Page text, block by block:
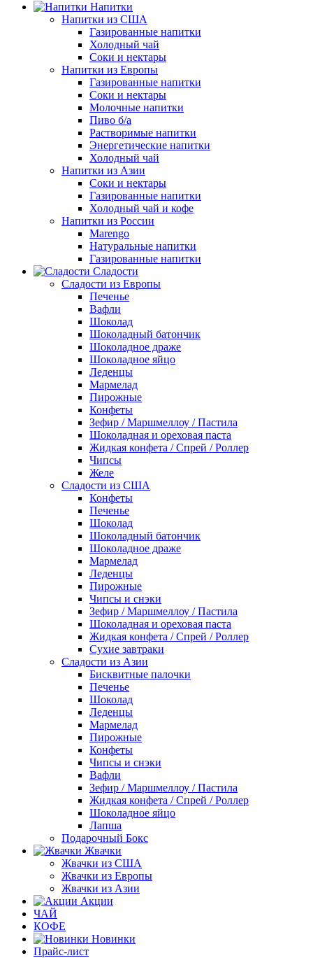
Напитки
Напитки из США
Газированные напитки
Холодный чай
Соки и нектары
Напитки из Европы
Газированные напитки
Соки и нектары
Молочные напитки
Пиво б/а
Растворимые напитки
Энергетические напитки
Холодный чай
Напитки из Азии
Соки и нектары
Газированные напитки
Холодный чай и кофе
Напитки из России
Marengo
Натуральные напитки
Газированные напитки
Сладости
Сладости из Европы
Печенье
Вафли
Шоколад
Шоколадный батончик
Шоколадное драже
Шоколадное яйцо
Леденцы
Мармелад
Пирожные
Конфеты
Зефир / Маршмеллоу / Пастила
Шоколадная и ореховая паста
Жидкая конфета / Спрей / Роллер
Чипсы
Желе
Сладости из США
Конфеты
Печенье
Шоколад
Шоколадный батончик
Шоколадное драже
Мармелад
Леденцы
Пирожные
Чипсы и снэки
Зефир / Маршмеллоу / Пастила
Шоколадная и ореховая паста
Жидкая конфета / Спрей / Роллер
Сухие завтраки
Сладости из Азии
Бисквитные палочки
Печенье
Шоколад
Леденцы
Мармелад
Пирожные
Конфеты
Чипсы и снэки
Вафли
Зефир / Маршмеллоу / Пастила
Жидкая конфета / Спрей / Роллер
Шоколадное яйцо
Лапша
Подарочный Бокс
Жвачки
Жвачки из США
Жвачки из Европы
Жвачки из Азии
Акции
ЧАЙ
КОФЕ
Новинки
Прайс-лист